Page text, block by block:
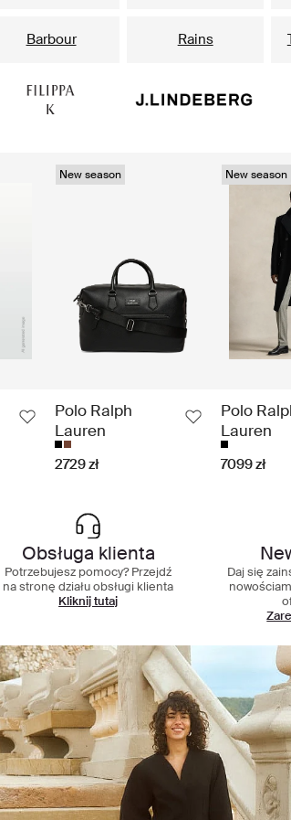
Barbour Rains
New season
Polo Ralph
Lauren
2729 zł
New season
Polo
Lauren
7099 zł
zakupowe
Obsługa klienta
Potrzebujesz pomocy? Przejdź
na stronę działu obsługi klienta
Kliknij tutaj
Daj się